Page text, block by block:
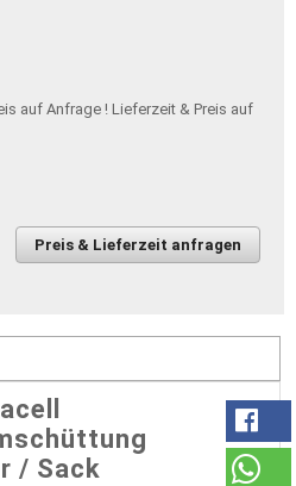
Lieferzeit & Preis auf
Preis & Lieferzeit anfragen
/ Sack